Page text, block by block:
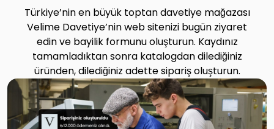
Türkiye’nin en büyük toptan davetiye mağazası
Velime Davetiye’nin web sitenizi bugün ziyaret
edin ve bayilik formunu oluşturun. Kaydınız
tamamladıktan sonra katalogdan dilediğiniz
üründen, dilediğiniz adette sipariş oluşturun.